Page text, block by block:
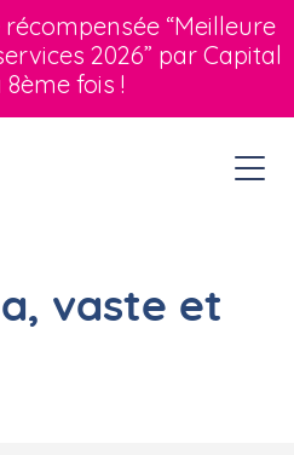
“Meilleure
2026” par Capital
fois !
vaste et